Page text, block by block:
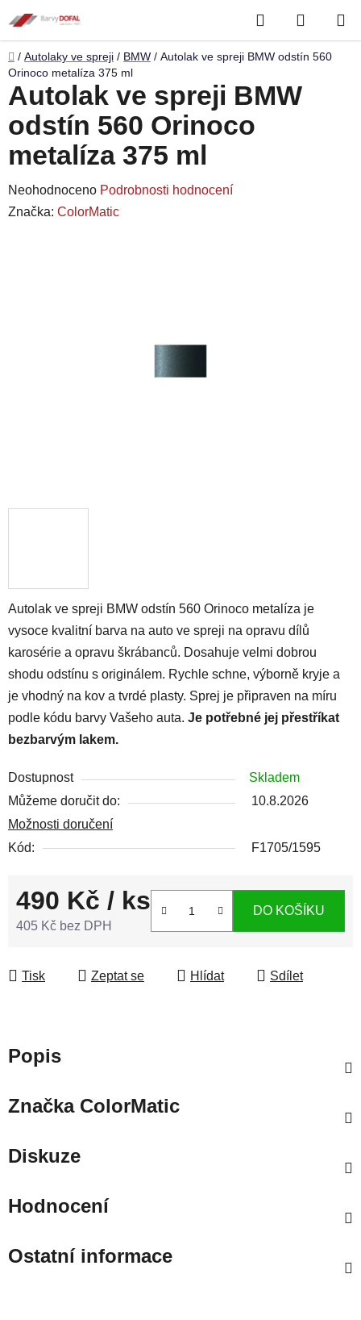
na
obsah
Hledat
KOŠÍK
Domů
/ Autolaky ve spreji / BMW / Autolak ve spreji BMW odstín 560
Orinoco metalíza 375 ml
Autolak ve spreji BMW odstín 560 Orinoco metalíza je
vysoce kvalitní barva na auto ve spreji na opravu dílů
karosérie a opravu škrábanců. Dosahuje velmi dobrou
shodu odstínu s originálem. Rychle schne, výborně kryje a
je vhodný na kov a tvrdé plasty. Sprej je připraven na míru
podle kódu barvy Vašeho auta. Je potřebné jej přestříkat
bezbarvým lakem.
Dostupnost
Skladem
Můžeme doručit do:
10.8.2026
Možnosti doručení
Kód:
F1705/1595
490 Kč / ks
405 Kč bez DPH
DO KOŠÍKU
Tisk Zeptat se Hlídat Sdílet
Autolak ve spreji BMW
odstín 560 Orinoco
metalíza 375 ml
Průměrné
hodnocení
Neohodnoceno Podrobnosti hodnocení
Značka: ColorMatic
Popis
ZnačkaColorMatic
Diskuze
Hodnocení
Ostatní informace